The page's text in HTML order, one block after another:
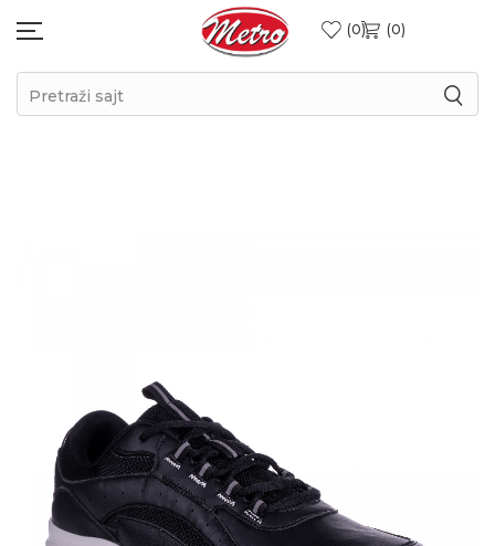
0 0
Pretraži sajt